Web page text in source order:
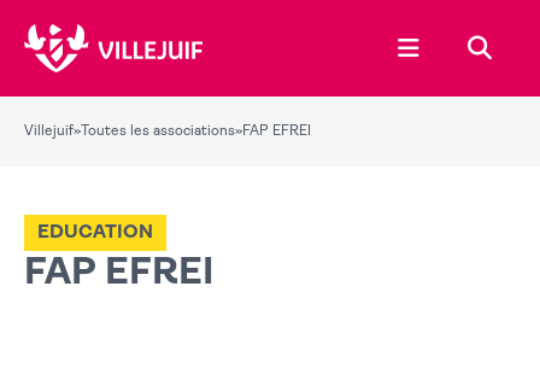
Ouvrir le
Villejuif» Toutes les associations»FAP EFREI
FAP EFREI
EDUCATION